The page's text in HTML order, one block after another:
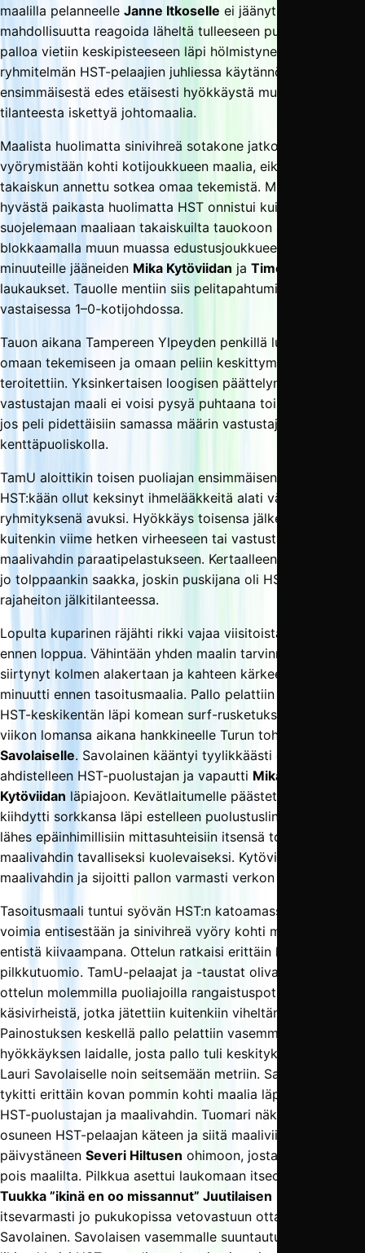
maalilla pelanneelle Janne Itkoselle ei jäänyt
mahdollisuutta reagoida läheltä tulleeseen puskuun ja
palloa vietiin keskipisteeseen läpi hölmistyneen TamU-
ryhmitelmän HST-pelaajien juhliessa käytännössä
ensimmäisestä edes etäisesti hyökkäystä muistuttaneesta
tilanteesta iskettyä johtomaalia.
Maalista huolimatta sinivihreä sotakone jatkoi
vyörymistään kohti kotijoukkueen maalia, eikä katkeran
takaiskun annettu sotkea omaa tekemistä. Muutamasta
hyvästä paikasta huolimatta HST onnistui kuitenkin
suojelemaan maaliaan takaiskuilta tauokoon asti
blokkaamalla muun muassa edustusjoukkueessa vähille
minuuteille jääneiden Mika Kytöviidan ja Timo Kauppisen
laukaukset. Tauolle mentiin siis pelitapahtumien
vastaisessa 1–0-kotijohdossa.
Tauon aikana Tampereen Ylpeyden penkillä luotiin uskoa
omaan tekemiseen ja omaan peliin keskittymistä
teroitettiin. Yksinkertaisen loogisen päättelyn mukaan
vastustajan maali ei voisi pysyä puhtaana toista puoliaikaa,
jos peli pidettäisiin samassa määrin vastustajan
kenttäpuoliskolla.
TamU aloittikin toisen puoliajan ensimmäisen malliin, eikä
HST:kään ollut keksinyt ihmelääkkeitä alati väsyvän
ryhmityksenä avuksi. Hyökkäys toisensa jälkeen kilpistyi
kuitenkin viime hetken virheeseen tai vastustajan
maalivahdin paraatipelastukseen. Kertaalleen pallo saatiin
jo tolppaankin saakka, joskin puskijana oli HST-puolustaja
rajaheiton jälkitilanteessa.
Lopulta kuparinen räjähti rikki vajaa viisitoista minuuttia
ennen loppua. Vähintään yhden maalin tarvinnut TamU oli
siirtynyt kolmen alakertaan ja kahteen kärkeen noin
minuutti ennen tasoitusmaalia. Pallo pelattiin väsyneen
HST-keskikentän läpi komean surf-rusketuksen parin
viikon lomansa aikana hankkineelle Turun tohtorille
Savolaiselle. Savolainen kääntyi tyylikkäästi ohi
ahdistelleen HST-puolustajan ja vapautti Mika ”Sonni”
Kytöviidan läpiajoon. Kevätlaitumelle päästetty Sonni
kiihdytti sorkkansa läpi estelleen puolustuslinjan ja todisti
lähes epäinhimillisiin mittasuhteisiin itsensä torjuneen HST-
maalivahdin tavalliseksi kuolevaiseksi. Kytöviita kiersi
maalivahdin ja sijoitti pallon varmasti verkon perukoille.
Tasoitusmaali tuntui syövän HST:n katoamassa olevia
voimia entisestään ja sinivihreä vyöry kohti maalia jatkui
entistä kiivaampana. Ottelun ratkaisi erittäin kyseenalainen
pilkkutuomio. TamU-pelaajat ja -taustat olivat vaatineet jo
ottelun molemmilla puoliajoilla rangaistuspotkua selvistä
käsivirheistä, jotka jätettiin kuitenkiin viheltämättä.
Painostuksen keskellä pallo pelattiin vasemmalle
hyökkäyksen laidalle, josta pallo tuli keskityksen jälkeen
Lauri Savolaiselle noin seitsemään metriin. Savolainen
tykitti erittäin kovan pommin kohti maalia läpi estelleen
HST-puolustajan ja maalivahdin. Tuomari näki pallon
osuneen HST-pelaajan käteen ja siitä maaliviivalla
päivystäneen Severi Hiltusen ohimoon, josta pallo kimposi
pois maalilta. Pilkkua asettui laukomaan itseoikeutetun
Tuukka ”ikinä en oo missannut” Juutilaisen
itsevarmasti jo pukukopissa vetovastuun ottanut
Savolainen. Savolaisen vasemmalle suuntautunut laukaus